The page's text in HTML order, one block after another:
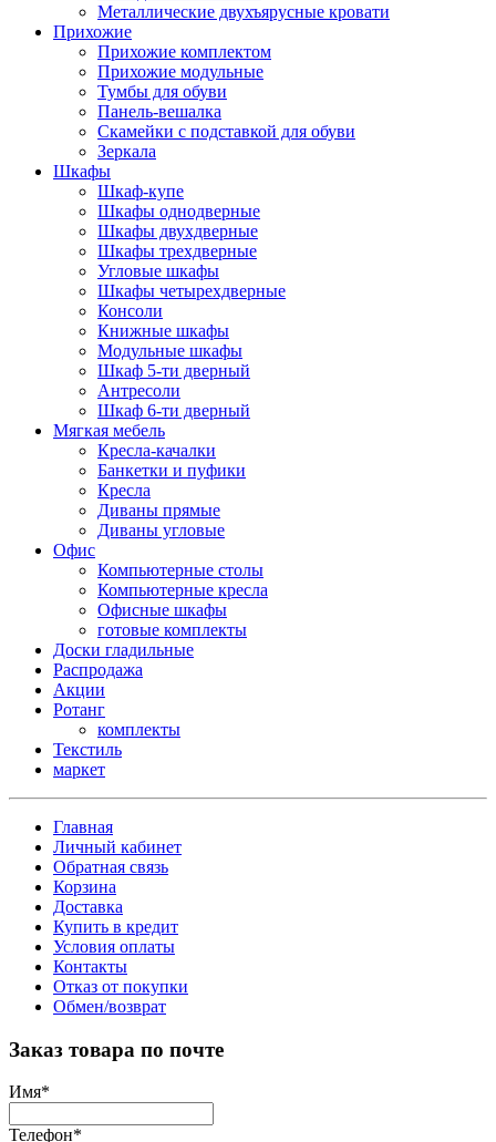
Металлические двухъярусные кровати
Прихожие
Прихожие комплектом
Прихожие модульные
Тумбы для обуви
Панель-вешалка
Скамейки с подставкой для обуви
Зеркала
Шкафы
Шкаф-купе
Шкафы однодверные
Шкафы двухдверные
Шкафы трехдверные
Угловые шкафы
Шкафы четырехдверные
Консоли
Книжные шкафы
Модульные шкафы
Шкаф 5-ти дверный
Антресоли
Шкаф 6-ти дверный
Мягкая мебель
Кресла-качалки
Банкетки и пуфики
Кресла
Диваны прямые
Диваны угловые
Офис
Компьютерные столы
Компьютерные кресла
Офисные шкафы
готовые комплекты
Доски гладильные
Распродажа
Акции
Ротанг
комплекты
Текстиль
маркет
Главная
Личный кабинет
Обратная связь
Корзина
Доставка
Купить в кредит
Условия оплаты
Контакты
Отказ от покупки
Обмен/возврат
Заказ товара по почте
Имя*
Телефон*